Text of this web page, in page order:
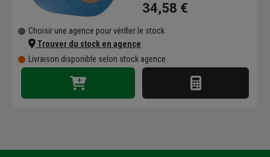
34,58 €
Choisir une agence pour vérifier le stock
Trouver du stock en agence
Livraison disponible selon stock agence